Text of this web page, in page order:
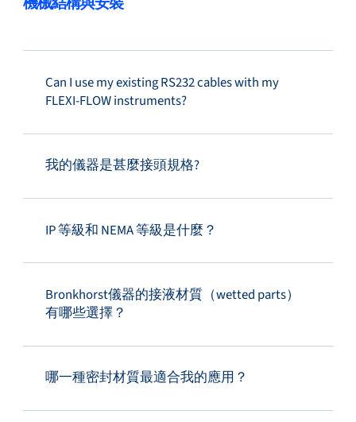
聯絡我們
Can I use my existing RS232 cables with my
FLEXI-FLOW instruments?
我的儀器是甚麼接頭規格?
IP 等級和 NEMA 等級是什麼？
Bronkhorst儀器的接液材質（wetted parts）
有哪些選擇？
哪一種密封材質最適合我的應用？